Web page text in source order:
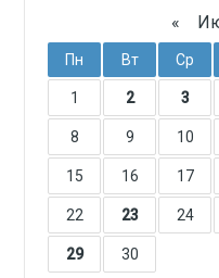
«
Пн Вт Ср
1 2 3
8 9 10
15 16 17
22 23 24
29 30